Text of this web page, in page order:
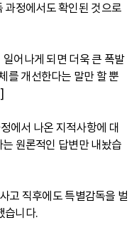
과정에서도 확인된 것으로
어나게 되면 더욱 큰 폭발
를 개선한다는 말만 할 뿐
에서 나온 지적사항에 대
원론적인 답변만 내놨습
고 직후에도 특별감독을 벌
습니다.